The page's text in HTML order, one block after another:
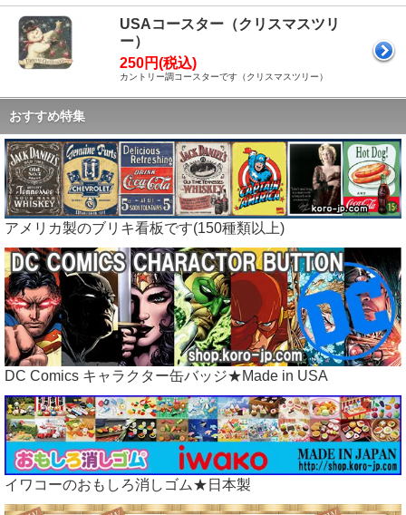
USAコースター（クリスマスツリ
ー）
250円(税込)
カントリー調コースターです（クリスマスツリー）
おすすめ特集
アメリカ製のブリキ看板です(150種類以上)
DC Comics キャラクター缶バッジ★Made in USA
イワコーのおもしろ消しゴム★日本製